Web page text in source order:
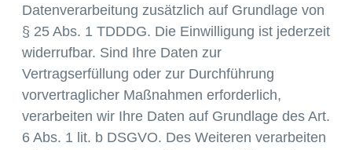
Datenverarbeitung zusätzlich auf Grundlage von
§ 25 Abs. 1 TDDDG. Die Einwilligung ist jederzeit
widerrufbar. Sind Ihre Daten zur
Vertragserfüllung oder zur Durchführung
vorvertraglicher Maßnahmen erforderlich,
verarbeiten wir Ihre Daten auf Grundlage des Art.
6 Abs. 1 lit. b DSGVO. Des Weiteren verarbeiten